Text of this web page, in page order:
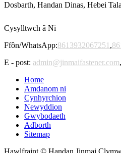
Dosbarth, Handan Dinas, Hebei
Cysylltwch â Ni
Ffôn/WhatsApp:8613932067251 ,
E - post: admin@jinmaifastener.com,
Home
Amdanom ni
Cynhyrchion
Newyddion
Gwybodaeth
Adborth
Sitemap
Hawlfraint © Handan Jinmai